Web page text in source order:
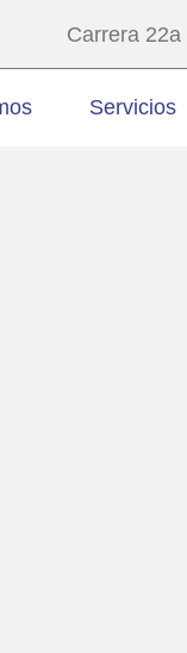
Carrera
Servicios